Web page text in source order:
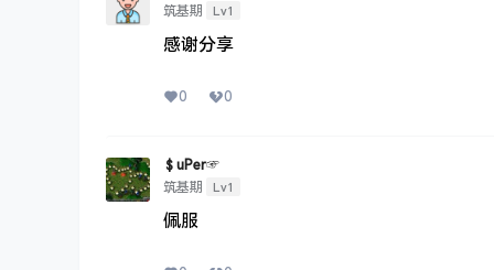
筑基期
Lv1
感谢分享
0 0
＄uΡer☞
筑基期
Lv1
佩服